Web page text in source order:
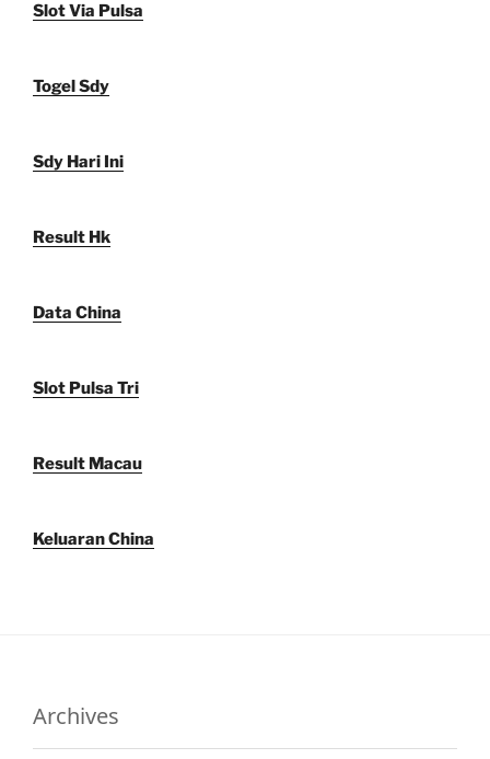
Slot Via Pulsa
Togel Sdy
Sdy Hari Ini
Result Hk
Data China
Slot Pulsa Tri
Result Macau
Keluaran China
Archives